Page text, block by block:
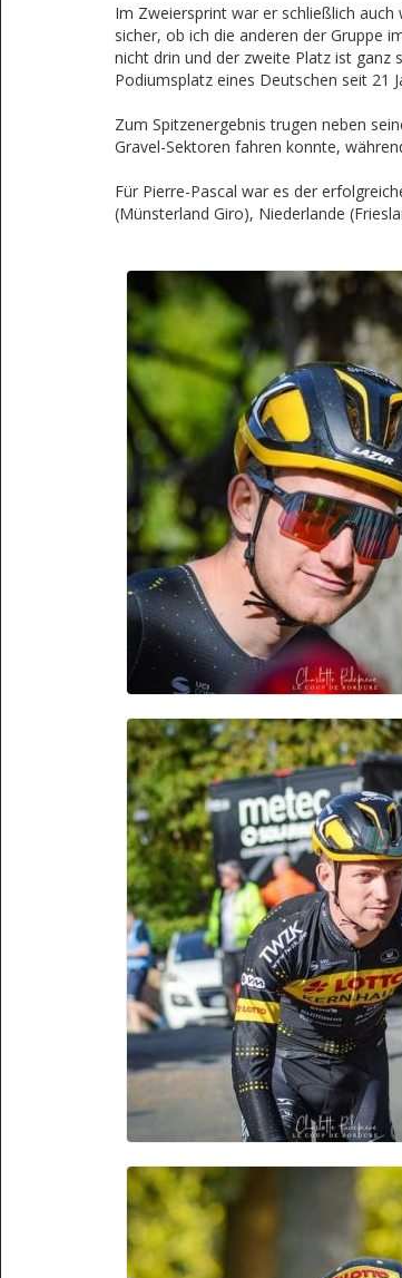
Im Zweiersprint war er schließlich
sicher, ob ich die anderen der Gruppe
nicht drin und der zweite Platz ist ganz
Podiumsplatz eines Deutschen seit 21
Zum Spitzenergebnis trugen neben
Gravel-Sektoren fahren konnte,
Für Pierre-Pascal war es der
(Münsterland Giro), Niederlande